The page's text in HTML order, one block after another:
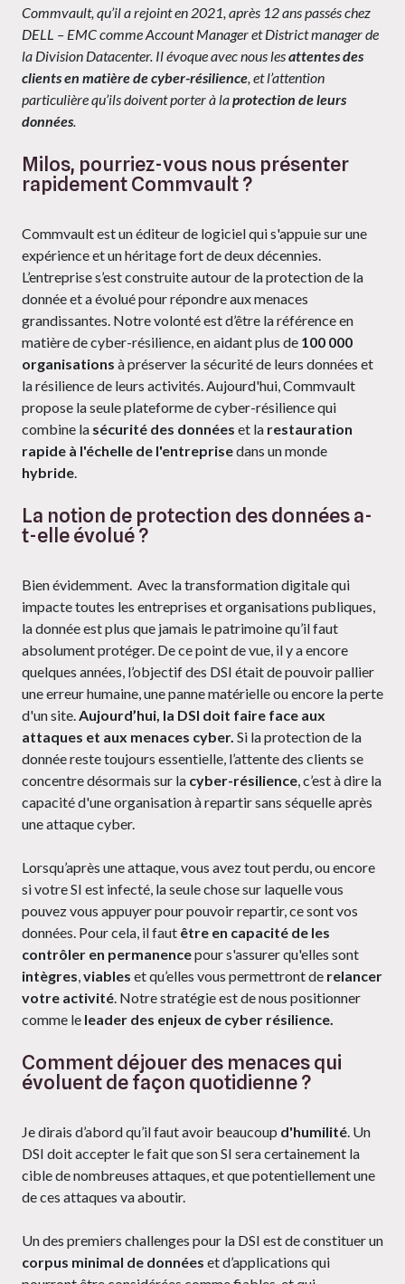
Commvault, qu’il a rejoint en 2021, après 12 ans passés chez
DELL – EMC comme Account Manager et District manager de
la Division Datacenter. Il évoque avec nous lesattentes des
clients en matière de cyber-résilience , et l’attention
particulière qu’ils doivent porter à laprotection de leurs
données
Milos, pourriez-vous nous présenter
rapidement Commvault ?
Commvault est un éditeur de logiciel qui s'appuie sur une
expérience et un héritage fort de deux décennies.
L’entreprise s’est construite autour de la protection de la
donnée et a évolué pour répondre aux menaces
grandissantes. Notre volonté est d’être la référence en
matière de cyber-résilience, en aidant plus de 100 000
organisations à préserver la sécurité de leurs données et
la résilience de leurs activités. Aujourd'hui, Commvault
propose la seule plateforme de cyber-résilience qui
combine la sécurité des données et la restauration
rapide à l'échelle de l'entreprisedans un monde
hybride
La notion de protection des données a-
t-elle évolué ?
Bien évidemment. Avec la transformation digitale qui
impacte toutes les entreprises et organisations publiques,
la donnée est plus que jamais le patrimoine qu’il faut
absolument protéger. De ce point de vue, il y a encore
quelques années, l’objectif des DSI était de pouvoir pallier
une erreur humaine, une panne matérielle ou encore la perte
d'un site. Aujourd’hui, la DSI doit faire face aux
attaques et aux menaces cyber. Si la protection de la
donnée reste toujours essentielle, l’attente des clients se
concentre désormais sur la cyber-résilience , c’est à dire la
capacité d'une organisation à repartir sans séquelle après
une attaque cyber.
Lorsqu’après une attaque, vous avez tout perdu, ou encore
si votre SI est infecté, la seule chose sur laquelle vous
pouvez vous appuyer pour pouvoir repartir, ce sont vos
données. Pour cela, il faut être en capacité de les
contrôler en permanencepour s'assurer qu'elles sont
intègres viables et qu’elles vous permettront de relancer
votre activité . Notre stratégie est de nous positionner
comme le leader des enjeux de cyber résilience.
Comment déjouer des menaces qui
évoluent de façon quotidienne ?
Je dirais d’abord qu’il faut avoir beaucoup d'humilité . Un
DSI doit accepter le fait que son SI sera certainement la
cible de nombreuses attaques, et que potentiellement une
de ces attaques va aboutir.
Un des premiers challenges pour la DSI est de constituer un
corpus minimal de données et d’applications qui